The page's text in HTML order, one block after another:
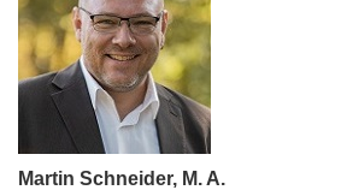
Martin Schneider, M. A.